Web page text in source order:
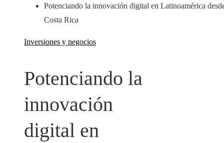
Potenciando la innovación digital en Latinoamérica
Costa Rica
Inversiones y negocios
Potenciando la
innovación
digital en